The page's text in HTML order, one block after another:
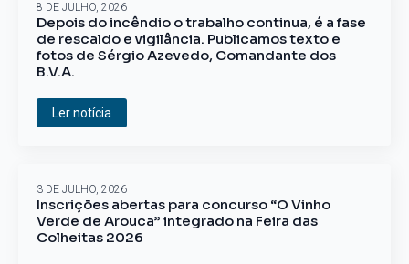
Depois do incêndio o trabalho continua, é a fase
de rescaldo e vigilância. Publicamos texto e
fotos de Sérgio Azevedo, Comandante dos
B.V.A.
8 DE JULHO, 2026
Ler notícia
Inscrições abertas para concurso “O Vinho
Verde de Arouca” integrado na Feira das
Colheitas 2026
3 DE JULHO, 2026